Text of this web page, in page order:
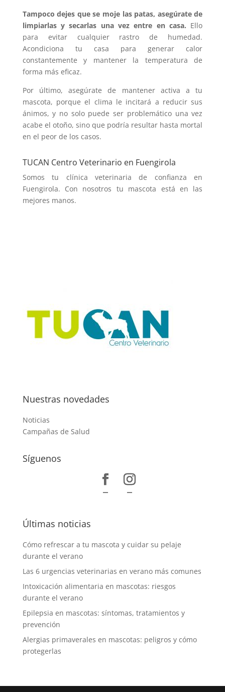
Tampoco dejes que se moje las patas, asegúrate de
limpiarlas y secarlas una vez entre en casa. Ello
para evitar cualquier rastro de humedad.
Acondiciona tu casa para generar calor
constantemente y mantener la temperatura de
forma más eficaz.
Por último, asegúrate de mantener activa a tu
mascota, porque el clima le incitará a reducir sus
ánimos, y no solo puede ser problemático una vez
acabe el otoño, sino que podría resultar hasta mortal
en el peor de los casos.
TUCAN Centro Veterinario en Fuengirola
Somos tu clínica veterinaria de confianza en
Fuengirola. Con nosotros tu mascota está en las
mejores manos.
Nuestras novedades
Noticias
Campañas de Salud
Síguenos
– –
Últimas noticias
Cómo refrescar a tu mascota y cuidar su pelaje
durante el verano
Las 6 urgencias veterinarias en verano más comunes
Intoxicación alimentaria en mascotas: riesgos
durante el verano
Epilepsia en mascotas: síntomas, tratamientos y
prevención
Alergias primaverales en mascotas: peligros y cómo
protegerlas